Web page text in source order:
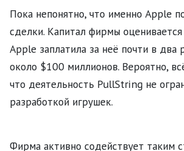
Пока непонятно, что именно Apple
сделки. Капитал фирмы
Apple заплатила за неё почти в два
около $100 миллионов. Вероятно,
что деятельность PullString не
разработкой игрушек.
Фирма активно содействует таким